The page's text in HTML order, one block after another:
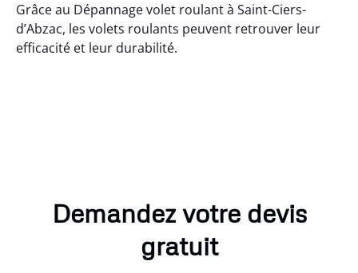
Grâce au Dépannage volet roulant à Saint-Ciers-
d’Abzac, les volets roulants peuvent retrouver leur
efficacité et leur durabilité.
Demandez votre devis
gratuit